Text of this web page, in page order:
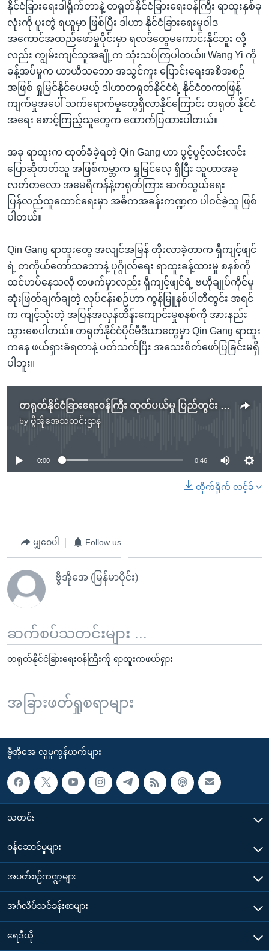
နိုင်ငံခြားရေးဒါရိုက်တာနဲ့ တရုတ်နိုင်ငံခြားရေးဝန်ကြီး ရာထူးနှစ်ခု
လုံးကို ပူးတွဲ ရယူမှာ ဖြစ်ပြီး ဒါဟာ နိုင်ငံခြားရေးမူဝါဒ
အကောင်အထည်ဖော်မှုပိုင်းမှာ ရလဒ်တွေမကောင်းနိုင်ဘူး လို့
လည်း ကျွမ်းကျင်သူအချို့က သုံးသပ်ကြပါတယ်။ Wang Yi ကို
ခန့်အပ်မှုက ယာယီသဘော အသွင်ကူး ပြောင်းရေးအစီအစဉ်
အဖြစ် ရှုမြင်နိုင်ပေမယ့် ဒါဟာတရုတ်နိုင်ငံရဲ့ နိုင်ငံတကာဖြန့်
ကျက်မှုအပေါ် သက်ရောက်မှုတွေရှိလာနိုင်ကြောင်း တရုတ် နိုင်ငံ
အရေး စောင့်ကြည့်သူတွေက ထောက်ပြထားပါတယ်။
အခု ရာထူးက ထုတ်ခံခဲ့ရတဲ့ Qin Gang ဟာ ပွင့်ပွင့်လင်းလင်း
ပြောဆိုတတ်သူ အဖြစ်ကမ္ဘာက ရှုမြင်လေ့ ရှိပြီး သူဟာအခု
လတ်တလော အမေရိကန်နဲ့တရုတ်ကြား ဆက်သွယ်ရေး
ပြန်လည်ထူထောင်ရေးမှာ အဓိကအခန်းကဏ္ဍက ပါဝင်ခဲ့သူ ဖြစ်
ပါတယ်။
Qin Gang ရာထူးတွေ အလျင်အမြန် တိုးလာခဲ့တာက ရှီကျင့်ဖျင်
ရဲ့ တကိုယ်တော်သဘောနဲ့ ပုဂ္ဂိုလ်ရေး ရာထူးခန့်ထားမှု စနစ်ကို
ထင်ဟပ်နေသလို တဖက်မှာလည်း ရှီကျင့်ဖျင်ရဲ့ ဗဟိုချုပ်ကိုင်မှု
ဆုံးဖြတ်ချက်ချတဲ့ လုပ်ငန်းစဉ်ဟာ ကွန်မြူနစ်ပါတီတွင်း အရင်
က ကျင့်သုံးတဲ့ အပြန်အလှန်ထိန်းကျောင်းမှုစနစ်ကို အားနည်း
သွားစေပါတယ်။ တရုတ်နိုင်ငံပိုင်မီဒီယာတွေမှာ Qin Gang ရာထူး
ကနေ ဖယ်ရှားခံရတာနဲ့ ပတ်သက်ပြီး အသေးစိတ်ဖော်ပြခြင်းမရှိ
ပါဘူး။
တရုတ်နိုင်ငံခြားရေးဝန်ကြီး ထုတ်ပယ်မှု ပြည်တွင်း မတည်ငြိမ်မှုတွေ ထင်ဟပ်နေ
by ဗွီအိုအေသတင်းဌာန
No media source currently available
0:00 0:46
တိုက်ရိုက် လင့်ခ်
မျှဝေပါ Follow us
ဗွီအိုအေ (မြန်မာပိုင်း)
ဆက်စပ်သတင်းများ ...
တရုတ်နိုင်ငံခြားရေးဝန်ကြီးကို ရာထူးကဖယ်ရှား
အခြားဖတ်ရှုစရာများ
ဗွီအိုအေ လူမှုကွန်ယက်များ
သတင်း
၀န်ဆောင်မှုများ
အပတ်စဉ်ကဏ္ဍများ
အင်္ဂလိပ်သင်ခန်းစာများ
ရေဒီယို